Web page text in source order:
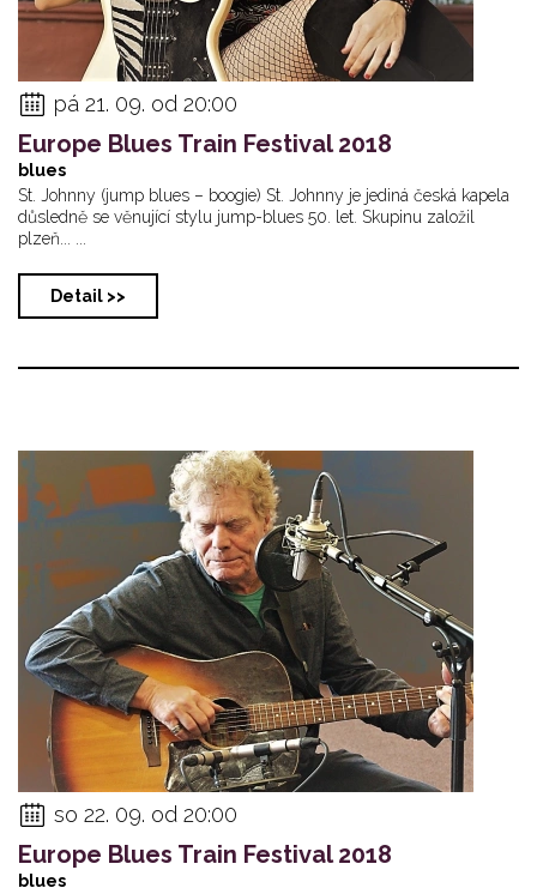
pá 21. 09. od 20:00
Europe Blues Train Festival 2018
blues
St. Johnny (jump blues – boogie) St. Johnny je jediná česká kapela
důsledně se věnující stylu jump-blues 50. let. Skupinu založil
plzeň... ...
Detail >>
so 22. 09. od 20:00
Europe Blues Train Festival 2018
blues